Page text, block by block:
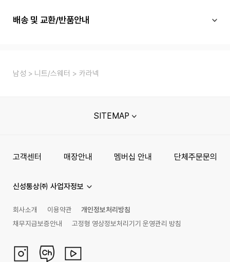
배송 및 교환/반품안내
남성 니트/스웨터 카라넥
SITEMAP
고객센터 매장안내 멤버십 안내 단체주문문의
신성통상㈜ 사업자정보
회사소개 이용약관
개인정보처리방침
채무지급보증안내
고정형 영상정보처리기기 운영관리 방침